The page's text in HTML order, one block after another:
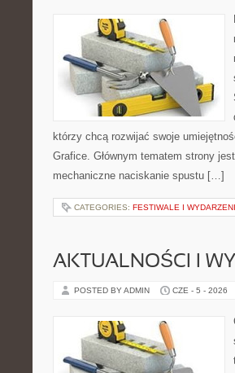
którzy chcą rozwijać swoje
Grafice. Głównym tematem strony
mechaniczne naciskanie spustu […]
CATEGORIES: FESTIWALE I
AKTUALNOŚCI I
POSTED BY ADMIN CZE - 5 - 2026